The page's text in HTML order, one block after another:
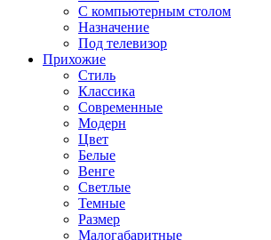
С компьютерным столом
Назначение
Под телевизор
Прихожие
Стиль
Классика
Современные
Модерн
Цвет
Белые
Венге
Светлые
Темные
Размер
Малогабаритные